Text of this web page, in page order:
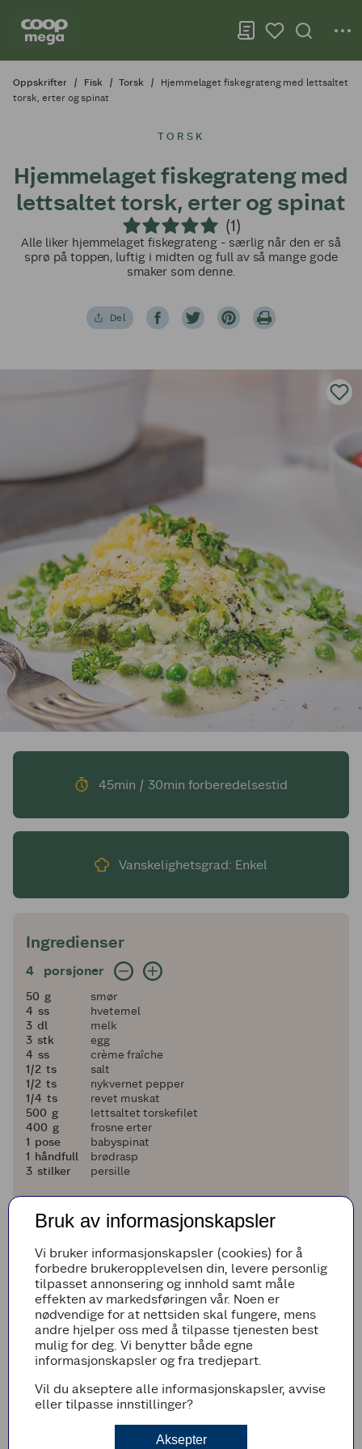
Oppskrifter Fisk Torsk
Hjemmelaget fiskegrateng med lettsaltet
torsk, erter og spinat
TORSK
Hjemmelaget fiskegrateng med
lettsaltet torsk, erter og spinat
(1)
Alle liker hjemmelaget fiskegrateng - særlig når den er så
sprø på toppen, luftig i midten og full av så mange gode
smaker som denne.
Del
45min / 30min forberedelsestid
Vanskelighetsgrad: Enkel
Ingredienser
4 porsjoner
4 porsjoner
50
50 g
smør
4
4 ss
hvetemel
3
3 dl
melk
3
3 stk
egg
4
4 ss
crème fraîche
en halv
1/2 ts
salt
en halv
1/2 ts
nykvernet pepper
en fjerdedel
1/4 ts
revet muskat
500
500 g
lettsaltet torskefilet
400
400 g
frosne erter
11 pose
babyspinat
11 håndfull
brødrasp
3
3 stilker persille
Fremgangsmetode
Forvarm ovnen til 190 ºC.
Start med å lage hvit saus til fiskegratengen.
Smelt smøret og rør inn hvetemelet. Spe på
melken litt etter litt og visp ut klumpene. La
sausen tykne og koke i 3-4 minutter. Sett til
side.
hvite sausen sammen med crème fraîche,
Bruk av informasjonskapsler
Vi bruker informasjonskapsler (cookies) for å
forbedre brukeropplevelsen din, levere personlig
tilpasset annonsering og innhold samt måle
effekten av markedsføringen vår. Noen er
nødvendige for at nettsiden skal fungere, mens
andre hjelper oss med å tilpasse tjenesten best
mulig for deg. Vi benytter både egne
informasjonskapsler og fra tredjepart.
Vil du akseptere alle informasjonskapsler, avvise
eller tilpasse innstillinger?
Aksepter